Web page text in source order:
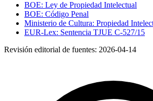
BOE: Ley de Propiedad Intelectual
BOE: Código Penal
Ministerio de Cultura: Propiedad
EUR-Lex: Sentencia TJUE C-527/15
Revisión editorial de fuentes: 2026-04-14